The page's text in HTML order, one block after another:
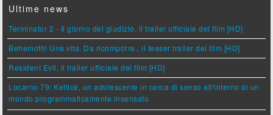
Ultime news
Terminator 2 - Il giorno del giudizio, il trailer ufficiale del film [HD]
Behemoth! Una vita. Da ricomporre., il teaser trailer del film [HD]
Resident Evil, il trailer ufficiale del film [HD]
Locarno 79: Ketticè, un adolescente in cerca di senso all'interno di un
mondo programmaticamente insensato